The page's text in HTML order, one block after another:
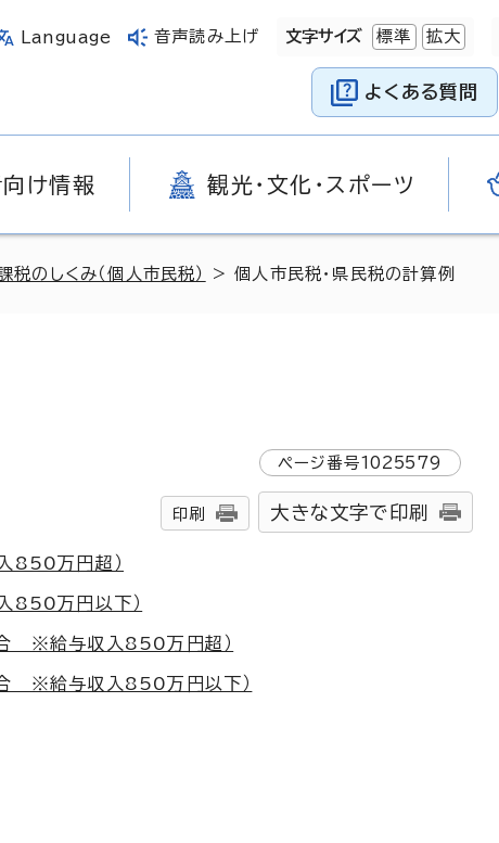
Language 音声読み上げ 文字サイズ 標準 拡大
よくある質問
け情報 観光・文化・スポーツ
税のしくみ（個人市民税） > 個人市民税・県民税の計算例
ページ番号1025579
印刷 大きな文字で印刷
850万円超）
850万円以下）
合 ※給与収入850万円超）
合 ※給与収入850万円以下）